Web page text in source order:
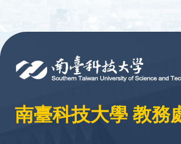
南臺科技大學 教務